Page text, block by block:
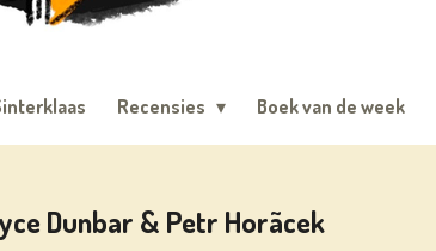
Recensies Boek van de week
Dunbar & Petr Horãcek